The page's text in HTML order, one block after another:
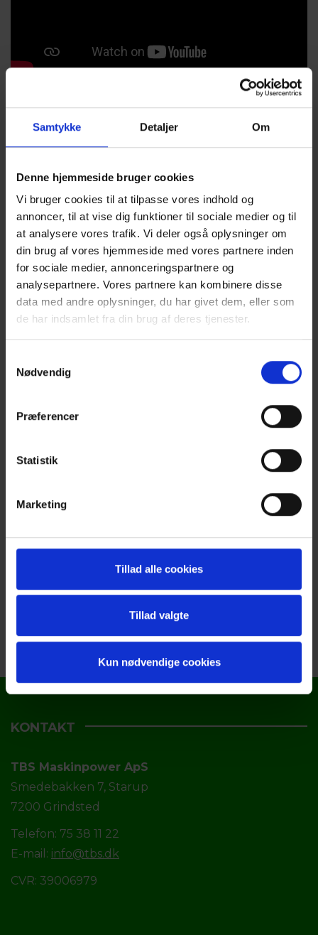
Samtykke Detaljer Om
Denne hjemmeside bruger cookies
Vi bruger cookies til at tilpasse vores indhold og
annoncer, til at vise dig funktioner til sociale medier og til
at analysere vores trafik. Vi deler også oplysninger om
din brug af vores hjemmeside med vores partnere inden
for sociale medier, annonceringspartnere og
analysepartnere. Vores partnere kan kombinere disse
data med andre oplysninger, du har givet dem, eller som
de har indsamlet fra din brug af deres tjenester.
Nødvendig
Præferencer
Statistik
Marketing
Tillad alle cookies
Tillad valgte
Kun nødvendige cookies
KONTAKT
TBS Maskinpower ApS
Smedebakken 7, Starup
7200 Grindsted
Telefon: 75 38 11 22
E-mail: info@tbs.dk
CVR: 39006979